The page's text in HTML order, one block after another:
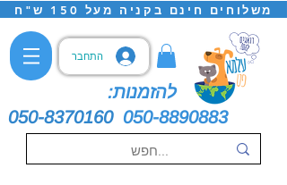
משלוחים חינם בקניה מעל 150 ש"ח
התחבר
להזמנות:
050-8370160 050-8890883